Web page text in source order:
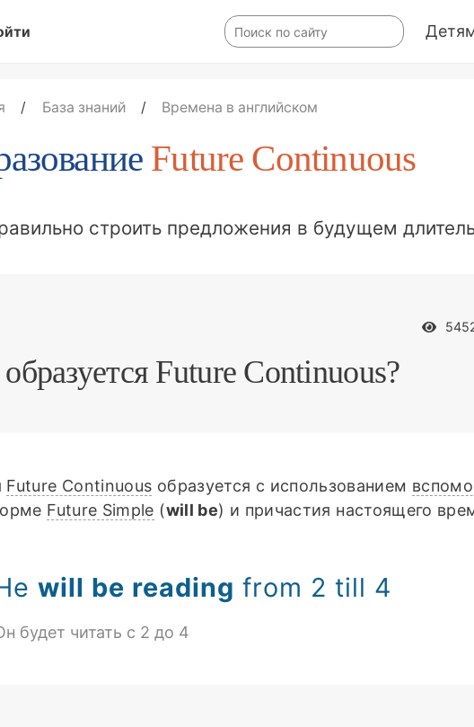
/ База знаний / Времена в английском
Future Continuous
строить предложения в будущем
Future Continuous?
Future Continuous образуется с использованием
Future Simple (will be) и причастия настоящего
will be reading from 2 till 4
будет читать с 2 до 4